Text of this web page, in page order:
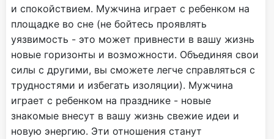
и спокойствием. Мужчина играет с ребенком на
площадке во сне (не бойтесь проявлять
уязвимость - это может привнести в вашу жизнь
новые горизонты и возможности. Объединяя свои
силы с другими, вы сможете легче справляться с
трудностями и избегать изоляции). Мужчина
играет с ребенком на празднике - новые
знакомые внесут в вашу жизнь свежие идеи и
новую энергию. Эти отношения станут